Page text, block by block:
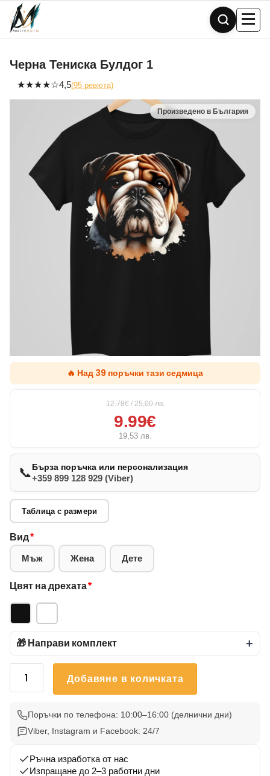
Skip
content
Черна Тениска Булдог 1
★★★★☆4,5(95 ревюта)
🔥 Над 39 поръчки тази седмица
12.78€ / 25,00лв.
9.99€
19,53 лв.
📞Бърза поръчка или персонализация
+359 899 128 929 (Viber)
Таблица с размери
Вид*
Мъж Жена Дете
Цвят на дрехата*
🎁 Направи комплект +
количество
Тениска
Булдог
Добавяне в количката
Поръчки по телефона: 10:00–16:00 (делнични дни)
Viber, Instagram и Facebook: 24/7
Ръчна изработка от нас
Изпращане до 2–3 работни дни